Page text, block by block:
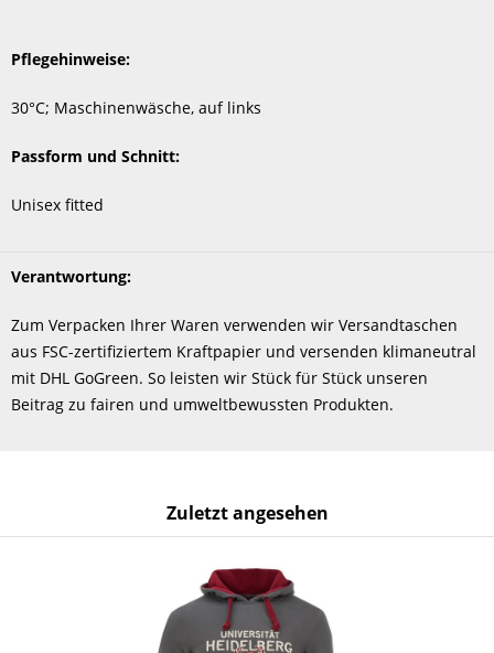
Pflegehinweise:
30°C; Maschinenwäsche, auf links
Passform und Schnitt:
Unisex fitted
Verantwortung:
Zum Verpacken Ihrer Waren verwenden wir Versandtaschen
aus FSC-zertifiziertem Kraftpapier und versenden klimaneutral
mit DHL GoGreen. So leisten wir Stück für Stück unseren
Beitrag zu fairen und umweltbewussten Produkten.
Zuletzt angesehen